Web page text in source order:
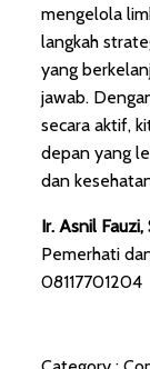
mengelola
langkah
yang
jawab.
secara aktif,
depan yang
dan
Ir. Asnil Fauzi,
Pemerhati
08117701204